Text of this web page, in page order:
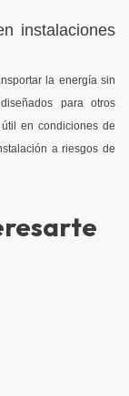
instalaciones
la energía sin
para otros
en condiciones de
a riesgos de